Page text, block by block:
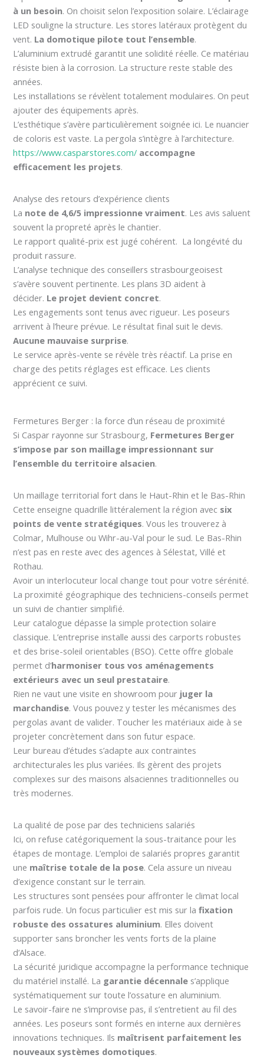
à un besoin. On choisit selon l’exposition solaire. L’éclairage
LED souligne la structure. Les stores latéraux protègent du
vent. La domotique pilote tout l’ensemble.
L’aluminium extrudé garantit une solidité réelle. Ce matériau
résiste bien à la corrosion. La structure reste stable des
années.
Les installations se révèlent totalement modulaires. On peut
ajouter des équipements après.
L’esthétique s’avère particulièrement soignée ici. Le nuancier
de coloris est vaste. La pergola s’intègre à l’architecture.
https://www.casparstores.com/ accompagne
efficacement les projets.
Analyse des retours d’expérience clients
La note de 4,6/5 impressionne vraiment. Les avis saluent
souvent la propreté après le chantier.
Le rapport qualité-prix est jugé cohérent. La longévité du
produit rassure.
L’analyse technique des conseillers strasbourgeoisest
s’avère souvent pertinente. Les plans 3D aident à
décider. Le projet devient concret.
Les engagements sont tenus avec rigueur. Les poseurs
arrivent à l’heure prévue. Le résultat final suit le devis.
Aucune mauvaise surprise.
Le service après-vente se révèle très réactif. La prise en
charge des petits réglages est efficace. Les clients
apprécient ce suivi.
Fermetures Berger : la force d’un réseau de proximité
Si Caspar rayonne sur Strasbourg, Fermetures Berger
s’impose par son maillage impressionnant sur
l’ensemble du territoire alsacien.
Un maillage territorial fort dans le Haut-Rhin et le Bas-Rhin
Cette enseigne quadrille littéralement la région avec six
points de vente stratégiques. Vous les trouverez à
Colmar, Mulhouse ou Wihr-au-Val pour le sud. Le Bas-Rhin
n’est pas en reste avec des agences à Sélestat, Villé et
Rothau.
Avoir un interlocuteur local change tout pour votre sérénité.
La proximité géographique des techniciens-conseils permet
un suivi de chantier simplifié.
Leur catalogue dépasse la simple protection solaire
classique. L’entreprise installe aussi des carports robustes
et des brise-soleil orientables (BSO). Cette offre globale
permet d’harmoniser tous vos aménagements
extérieurs avec un seul prestataire.
Rien ne vaut une visite en showroom pour juger la
marchandise. Vous pouvez y tester les mécanismes des
pergolas avant de valider. Toucher les matériaux aide à se
projeter concrètement dans son futur espace.
Leur bureau d’études s’adapte aux contraintes
architecturales les plus variées. Ils gèrent des projets
complexes sur des maisons alsaciennes traditionnelles ou
très modernes.
La qualité de pose par des techniciens salariés
Ici, on refuse catégoriquement la sous-traitance pour les
étapes de montage. L’emploi de salariés propres garantit
une maîtrise totale de la pose. Cela assure un niveau
d’exigence constant sur le terrain.
Les structures sont pensées pour affronter le climat local
parfois rude. Un focus particulier est mis sur lafixation
robuste des ossatures aluminium. Elles doivent
supporter sans broncher les vents forts de la plaine
d’Alsace.
La sécurité juridique accompagne la performance technique
du matériel installé. La garantie décennale s’applique
systématiquement sur toute l’ossature en aluminium.
Le savoir-faire ne s’improvise pas, il s’entretient au fil des
années. Les poseurs sont formés en interne aux dernières
innovations techniques. Ils maîtrisent parfaitement les
nouveaux systèmes domotiques.